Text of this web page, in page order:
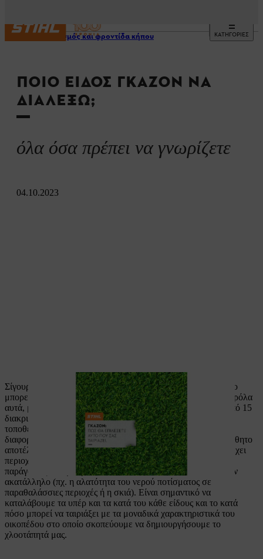
ΚΑΤΗΓΟΡΙΕΣ
Σχεδιασμός και φροντίδα κήπου
ΠΟΙΌ ΕΊΔΟΣ ΓΚΑΖΌΝ ΝΑ
ΔΙΑΛΈΞΩ;
όλα όσα πρέπει να γνωρίζετε
04.10.2023
Σίγουρα κάποιος άνθρωπος που δεν είναι σχετικός με το χώρο
μπορεί να αντιλαμβάνεται το γκαζόν ως ένα φυτικό είδος. Παρόλα
αυτά, με τον όρο γκαζόν μπορεί να εννοούμε περισσότερα από 15
διακριτά και εντελώς διαφορετικά είδη, τα οποία μπορεί να
τοποθετηθούν σε χιλιάδες συνδυασμούς σε μίγματα με
διαφορετικές αναλογίες, έτσι ώστε να μας δώσουν το πολυπόθητο
αποτέλεσμα. Κάθε είδος έχει τα θετικά και τα αρνητικά του, έχει
περιοχές και περιόδους που αποδίδει πολύ καλά αλλά και
παράγοντες που μπορεί να το καταπονούν και να το καθιστούν
ακατάλληλο (πχ. η αλατότητα του νερού ποτίσματος σε
παραθαλάσσιες περιοχές ή η σκιά). Είναι σημαντικό να
καταλάβουμε τα υπέρ και τα κατά του κάθε είδους και το κατά
πόσο μπορεί να ταιριάξει με τα μοναδικά χαρακτηριστικά του
οικοπέδου στο οποίο σκοπεύουμε να δημιουργήσουμε το
χλοοτάπητά μας.